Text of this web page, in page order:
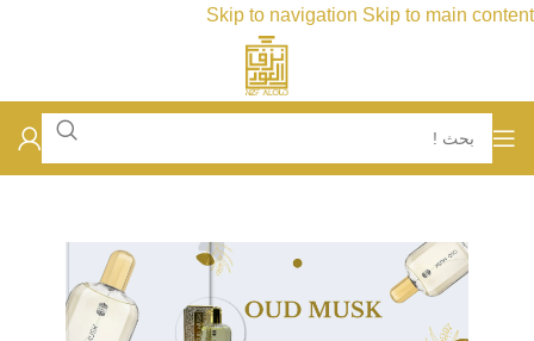
Skip to navigation Skip to main content